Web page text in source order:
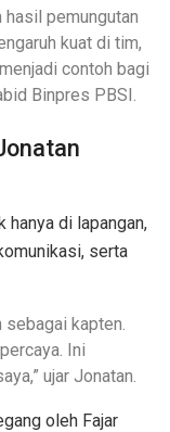
hasil pemungutan
kuat di tim,
contoh bagi
Binpres PBSI.
hanya di lapangan,
serta
kapten.
Ini
ujar Jonatan.
oleh Fajar